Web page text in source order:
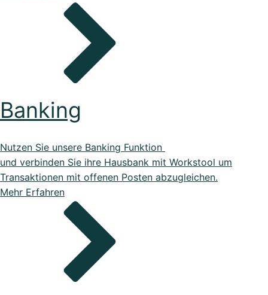
Banking
Nutzen Sie unsere Banking Funktion
und verbinden Sie ihre Hausbank mit Workstool um
Transaktionen mit offenen Posten abzugleichen.
Mehr Erfahren